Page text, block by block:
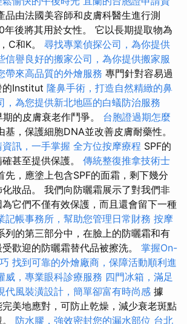
品由法國美容師和皮膚科醫生進行測
年後將其用於女性。 它以長期提取物為
C和K。 尋找專業偵探公司，為你提供
信譽良好的搬家公司，為你提供搬家服
帶來高品質的外燴服務 專門針對容易過
的Institut 隆鼻手術，打造自然精緻的鼻
，為您提供新北地區的白蟻防治服務
的皮膚衰老作鬥爭。 台胞證過期怎麼
基，保護細胞DNA並改善皮膚耐藥性。
訊，一手掌握 全方位按摩療程 SPF的
甚至提供保護。 傳統整復推拿技術士
先，應塗上包含SPF的面霜，剩下幾分
妝品。 我們向防曬霜展示了對我們非
它們不僅有效保護，而且還會留下一種
記帳事務所，幫助您管理日常財務 按摩
列的第三部分中，在臉上的防曬霜和有
歡迎的防曬霜替代品被擦洗。 掌握On-
找到可靠的外燴廠商，保障活動順利進
威，專業眼科診療服務 四門冰箱，滿足
代風裝潢設計，簡單卻富有時尚感 據
美地應對，可防止乾燥，減少衰老斑點
防水膠，強效密封您的漏水部位 台北